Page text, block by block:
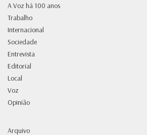
A Voz há 100 anos
Trabalho
Internacional
Sociedade
Entrevista
Editorial
Local
Voz
Opinião
Arquivo